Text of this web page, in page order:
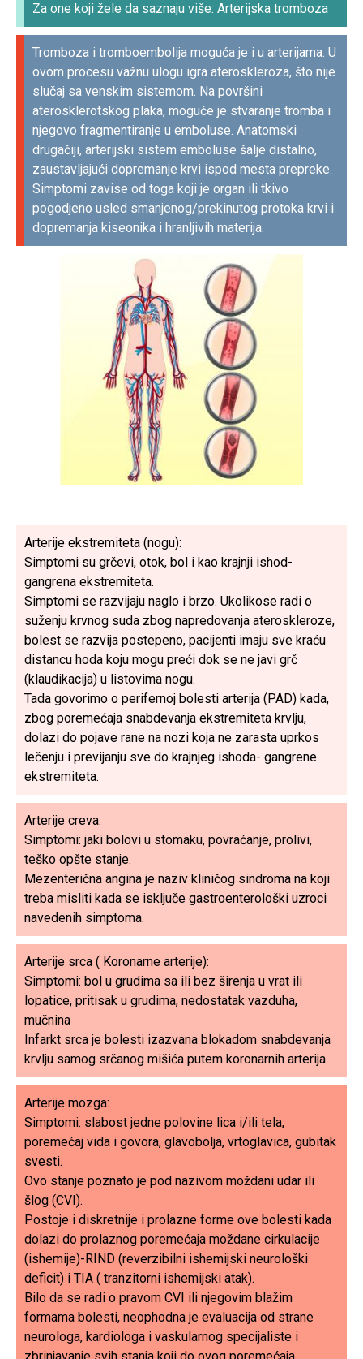
Za one koji žele da saznaju više: Arterijska tromboza
Tromboza i tromboembolija moguća je i u arterijama. U
ovom procesu važnu ulogu igra ateroskleroza, što nije
slučaj sa venskim sistemom. Na površini
aterosklerotskog plaka, moguće je stvaranje tromba i
njegovo fragmentiranje u emboluse. Anatomski
drugačiji, arterijski sistem emboluse šalje distalno,
zaustavljajući dopremanje krvi ispod mesta prepreke.
Simptomi zavise od toga koji je organ ili tkivo
pogodjeno usled smanjenog/prekinutog protoka krvi i
dopremanja kiseonika i hranljivih materija.
Arterije ekstremiteta (nogu):
Simptomi su grčevi, otok, bol i kao krajnji ishod-
gangrena ekstremiteta.
Simptomi se razvijaju naglo i brzo. Ukolikose radi o
suženju krvnog suda zbog napredovanja ateroskleroze,
bolest se razvija postepeno, pacijenti imaju sve kraću
distancu hoda koju mogu preći dok se ne javi grč
(klaudikacija) u listovima nogu.
Tada govorimo o perifernoj bolesti arterija (PAD) kada,
zbog poremećaja snabdevanja ekstremiteta krvlju,
dolazi do pojave rane na nozi koja ne zarasta uprkos
lečenju i previjanju sve do krajnjeg ishoda- gangrene
ekstremiteta.
Arterije creva:
Simptomi: jaki bolovi u stomaku, povraćanje, prolivi,
teško opšte stanje.
Mezenterična angina je naziv kliničog sindroma na koji
treba misliti kada se isključe gastroenterološki uzroci
navedenih simptoma.
Arterije srca ( Koronarne arterije):
Simptomi: bol u grudima sa ili bez širenja u vrat ili
lopatice, pritisak u grudima, nedostatak vazduha,
mučnina
Infarkt srca je bolesti izazvana blokadom snabdevanja
krvlju samog srčanog mišića putem koronarnih arterija.
Arterije mozga:
Simptomi: slabost jedne polovine lica i/ili tela,
poremećaj vida i govora, glavobolja, vrtoglavica, gubitak
svesti.
Ovo stanje poznato je pod nazivom moždani udar ili
šlog (CVI).
Postoje i diskretnije i prolazne forme ove bolesti kada
dolazi do prolaznog poremećaja moždane cirkulacije
(ishemije)-RIND (reverzibilni ishemijski neurološki
deficit) i TIA ( tranzitorni ishemijski atak).
Bilo da se radi o pravom CVI ili njegovim blažim
formama bolesti, neophodna je evaluacija od strane
neurologa, kardiologa i vaskularnog specijaliste i